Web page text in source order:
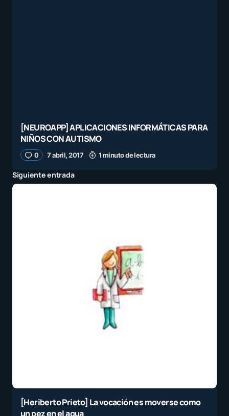
[NEUROAPP] APLICACIONES INFORMÁTICAS PARA
NIÑOS CON AUTISMO
0 7 abril, 2017 1 minuto de lectura
Siguiente entrada
[Heriberto Prieto] La vocación es moverse como
un pez en el agua